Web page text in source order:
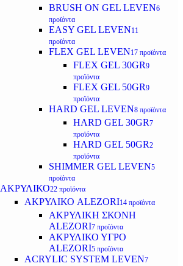
BRUSH ON GEL LEVEN6
προϊόντα
EASY GEL LEVEN11
προϊόντα
FLEX GEL LEVEN17 προϊόντα
FLEX GEL 30GR9
προϊόντα
FLEX GEL 50GR9
προϊόντα
HARD GEL LEVEN8 προϊόντα
HARD GEL 30GR7
προϊόντα
HARD GEL 50GR2
προϊόντα
SHIMMER GEL LEVEN5
προϊόντα
ΑΚΡΥΛΙΚΟ22 προϊόντα
ΑΚΡΥΛΙΚΟ ALEZORI14 προϊόντα
ΑΚΡΥΛΙΚΗ ΣΚΟΝΗ
ALEZORI7 προϊόντα
ΑΚΡΥΛΙΚΟ ΥΓΡΟ
ALEZORI5 προϊόντα
ACRYLIC SYSTEM LEVEN7